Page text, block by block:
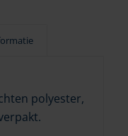
polyester,